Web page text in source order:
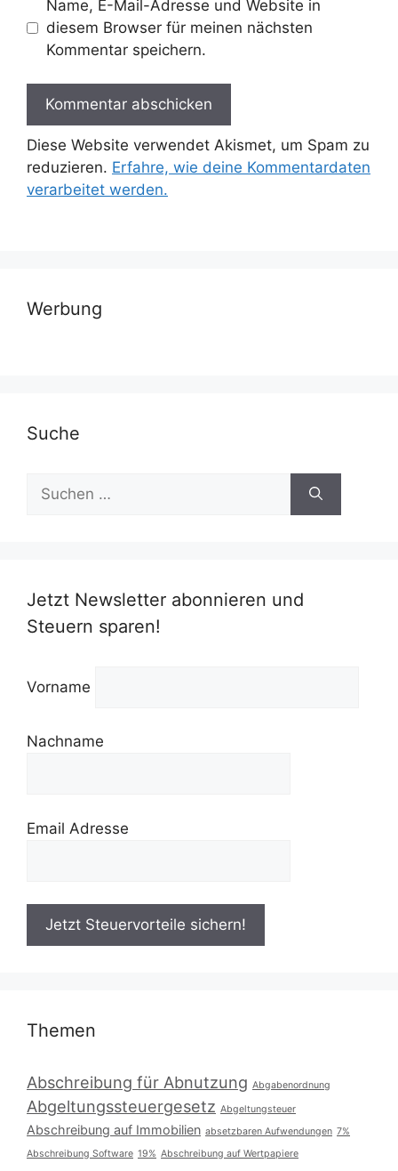
Name, E-Mail-Adresse und Website in
diesem Browser für meinen nächsten
Kommentar speichern.
Diese Website verwendet Akismet, um Spam zu
reduzieren. Erfahre, wie deine Kommentardaten
verarbeitet werden.
Werbung
Suche
nach:
Jetzt Newsletter abonnieren und
Steuern sparen!
Vorname
Nachname
Email Adresse
Themen
Abschreibung für Abnutzung Abgabenordnung
Abgeltungssteuergesetz Abgeltungsteuer
Abschreibung auf Immobilien absetzbaren Aufwendungen 7%
Abschreibung Software 19% Abschreibung auf Wertpapiere